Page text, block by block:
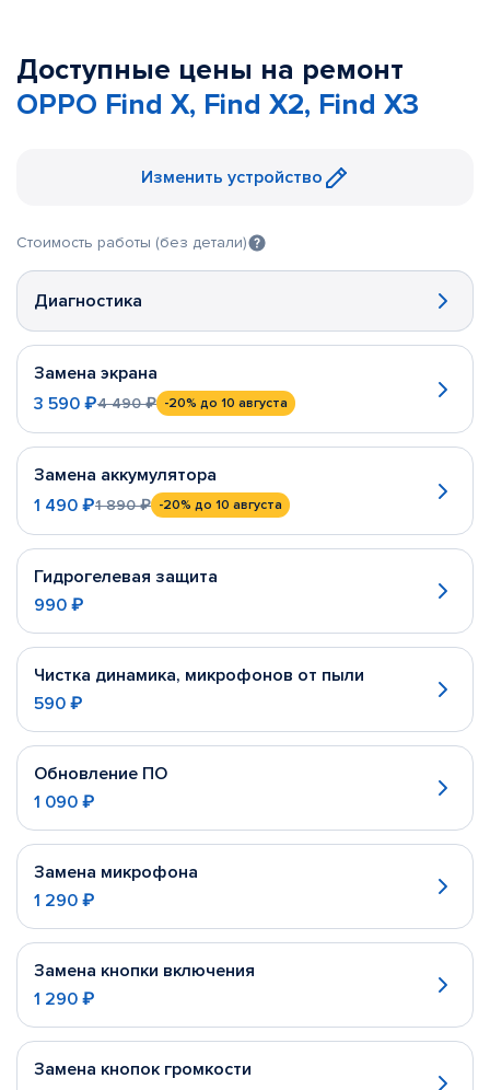
Доступные цены на ремонт
OPPO Find X, Find X2, Find X3
Изменить устройство
Стоимость работы (без детали)
Диагностика
Замена экрана
3 590 ₽4 490 ₽ -20% до 10 августа
Замена аккумулятора
1 490 ₽1 890 ₽ -20% до 10 августа
Гидрогелевая защита
990 ₽
Чистка динамика, микрофонов от пыли
590 ₽
Обновление ПО
1 090 ₽
Замена микрофона
1 290 ₽
Замена кнопки включения
1 290 ₽
Замена кнопок громкости